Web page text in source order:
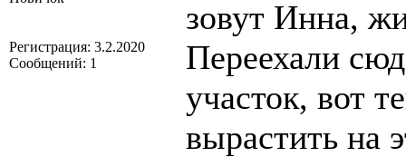
Регистрация: 3.2.2020
Сообщений: 1
зовут Инна,
Переехали
участок, вот
вырастить на